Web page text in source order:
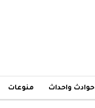
حوادث واحداث منوعات